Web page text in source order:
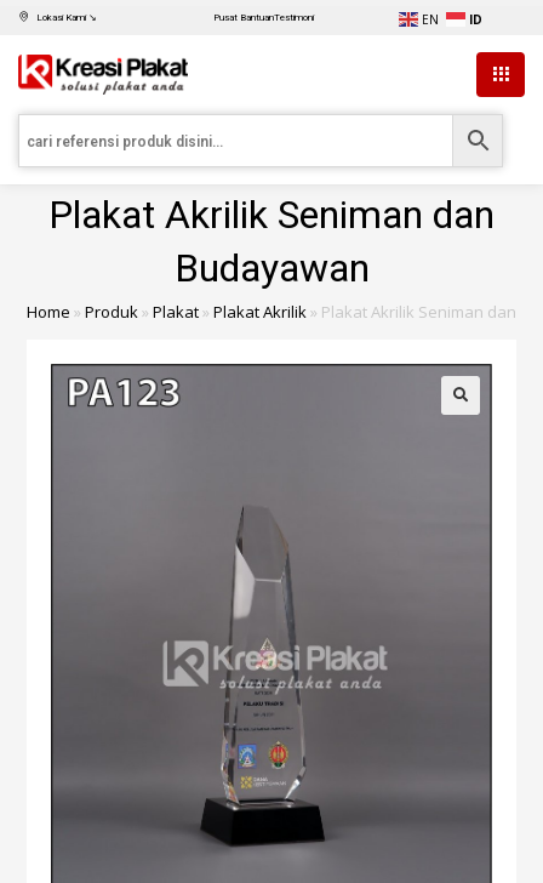
Lokasi Kami ↘ Pusat BantuanTestimoni EN ID
Plakat Akrilik Seniman dan
Budayawan
Home »Produk»Plakat»Plakat Akrilik» Plakat Akrilik Seniman dan